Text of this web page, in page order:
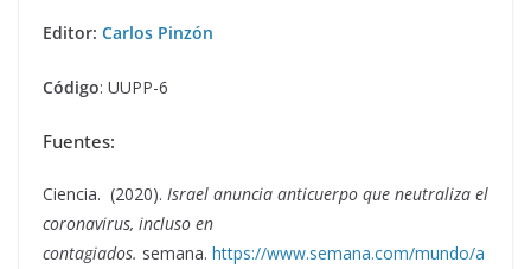
Editor: Carlos Pinzón
Código: UUPP-6
Fuentes:
Ciencia. (2020). Israel anuncia anticuerpo que neutraliza el
coronavirus, incluso en
contagiados. semana. https://www.semana.com/mundo/a